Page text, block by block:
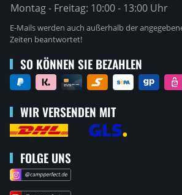
Montag - Freitag: 10:00 - 13:00 Uhr
E-Mails werden auch außerhalb der
Zeiten beantwortet!
SO KÖNNEN SIE BEZAHLEN
WIR VERSENDEN MIT
FOLGE UNS